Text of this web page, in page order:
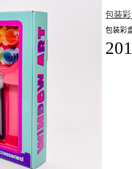
包装
包装彩